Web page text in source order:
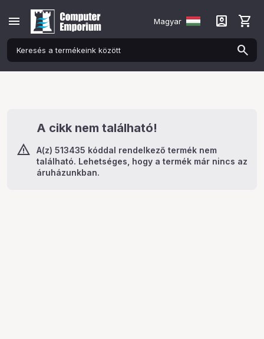
menu Magyar account_box shopping_cart
A cikk nem található!
A(z) 513435 kóddal rendelkező termék nem
található. Lehetséges, hogy a termék már nincs az
áruházunkban.